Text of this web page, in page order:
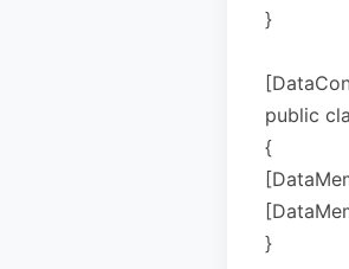
}
public
{
}